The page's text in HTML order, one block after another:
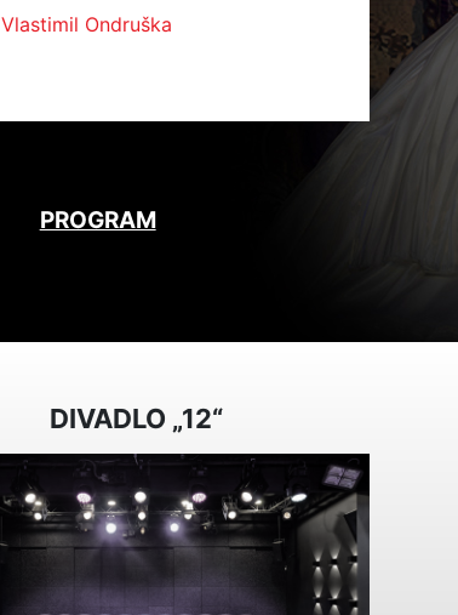
Vlastimil Ondruška
PROGRAM
DIVADLO „12“